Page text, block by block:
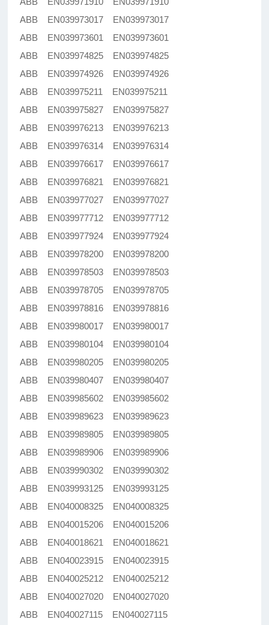
ABB EN039973017 EN039973017
ABB EN039973601 EN039973601
ABB EN039974825 EN039974825
ABB EN039974926 EN039974926
ABB EN039975211 EN039975211
ABB EN039975827 EN039975827
ABB EN039976213 EN039976213
ABB EN039976314 EN039976314
ABB EN039976617 EN039976617
ABB EN039976821 EN039976821
ABB EN039977027 EN039977027
ABB EN039977712 EN039977712
ABB EN039977924 EN039977924
ABB EN039978200 EN039978200
ABB EN039978503 EN039978503
ABB EN039978705 EN039978705
ABB EN039978816 EN039978816
ABB EN039980017 EN039980017
ABB EN039980104 EN039980104
ABB EN039980205 EN039980205
ABB EN039980407 EN039980407
ABB EN039985602 EN039985602
ABB EN039989623 EN039989623
ABB EN039989805 EN039989805
ABB EN039989906 EN039989906
ABB EN039990302 EN039990302
ABB EN039993125 EN039993125
ABB EN040008325 EN040008325
ABB EN040015206 EN040015206
ABB EN040018621 EN040018621
ABB EN040023915 EN040023915
ABB EN040025212 EN040025212
ABB EN040027020 EN040027020
ABB EN040027115 EN040027115